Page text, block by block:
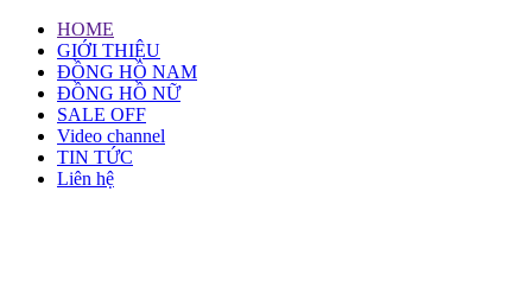
HOME
GIỚI THIỆU
ĐỒNG HỒ NAM
ĐỒNG HỒ NỮ
SALE OFF
Video channel
TIN TỨC
Liên hệ